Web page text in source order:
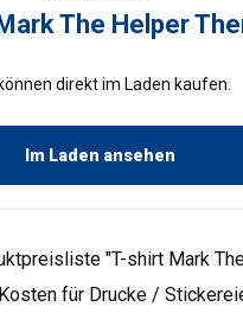
The Helper
direkt im Laden kaufen.
Im Laden ansehen
"T-shirt Mark
für Drucke /